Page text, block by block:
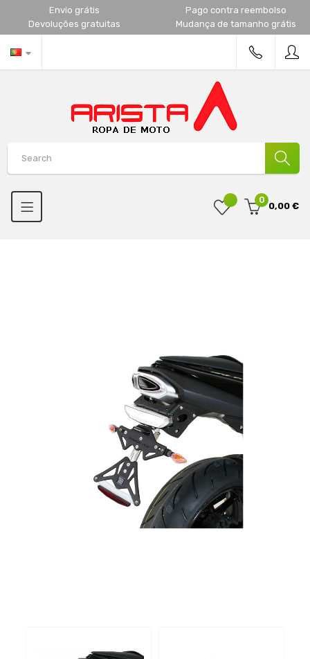
Envio grátis
Pago contra reembolso
Devoluções gratuitas
Mudança de tamanho grátis
0
0,00 €